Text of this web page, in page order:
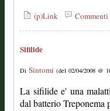
(p)Link Commenti
Sifilide
Di Sintomi (del 02/04/2008 @
La sifilide e' una
dal batterio